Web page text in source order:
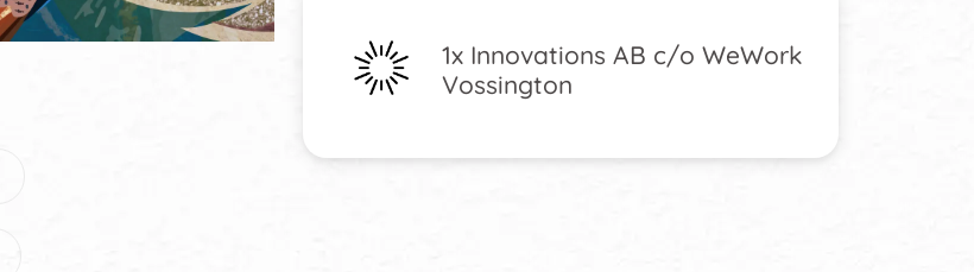
1x Innovations AB c/o WeWork
Vossington